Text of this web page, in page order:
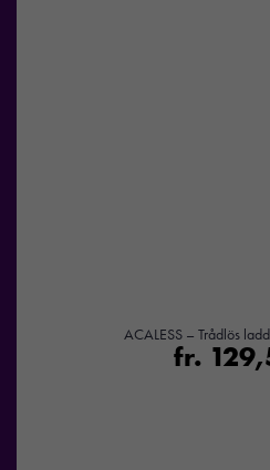
ACALESS – Trådlös
fr.